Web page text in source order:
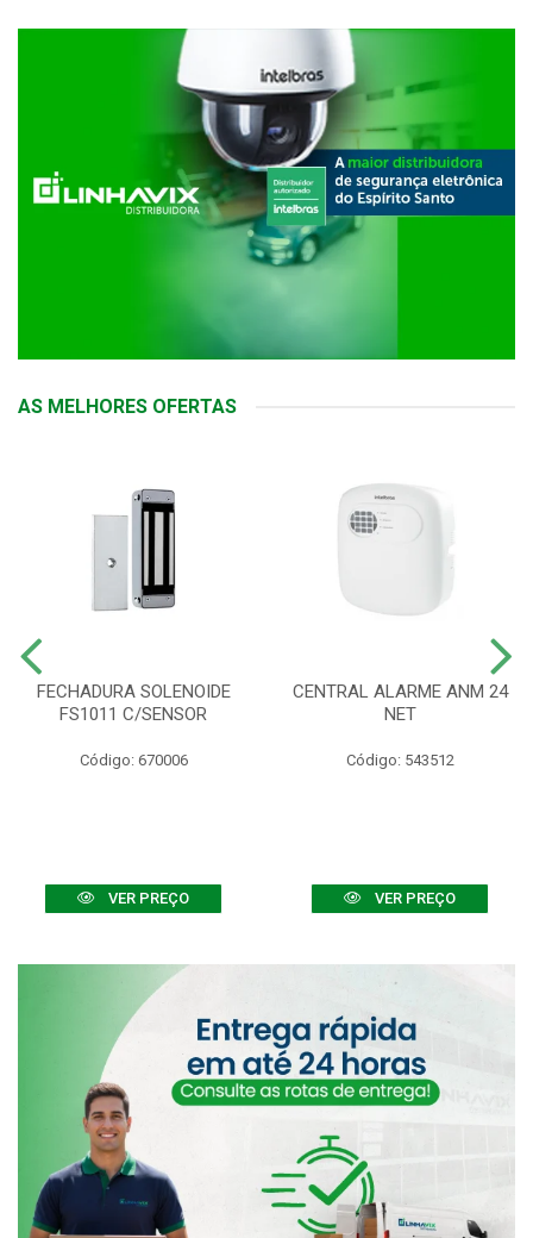
AS MELHORES OFERTAS
FECHADURA SOLENOIDE
FS1011 C/SENSOR
Código: 670006
VER PREÇO
CENTRAL ALARME ANM 24
NET
Código: 543512
VER PREÇO